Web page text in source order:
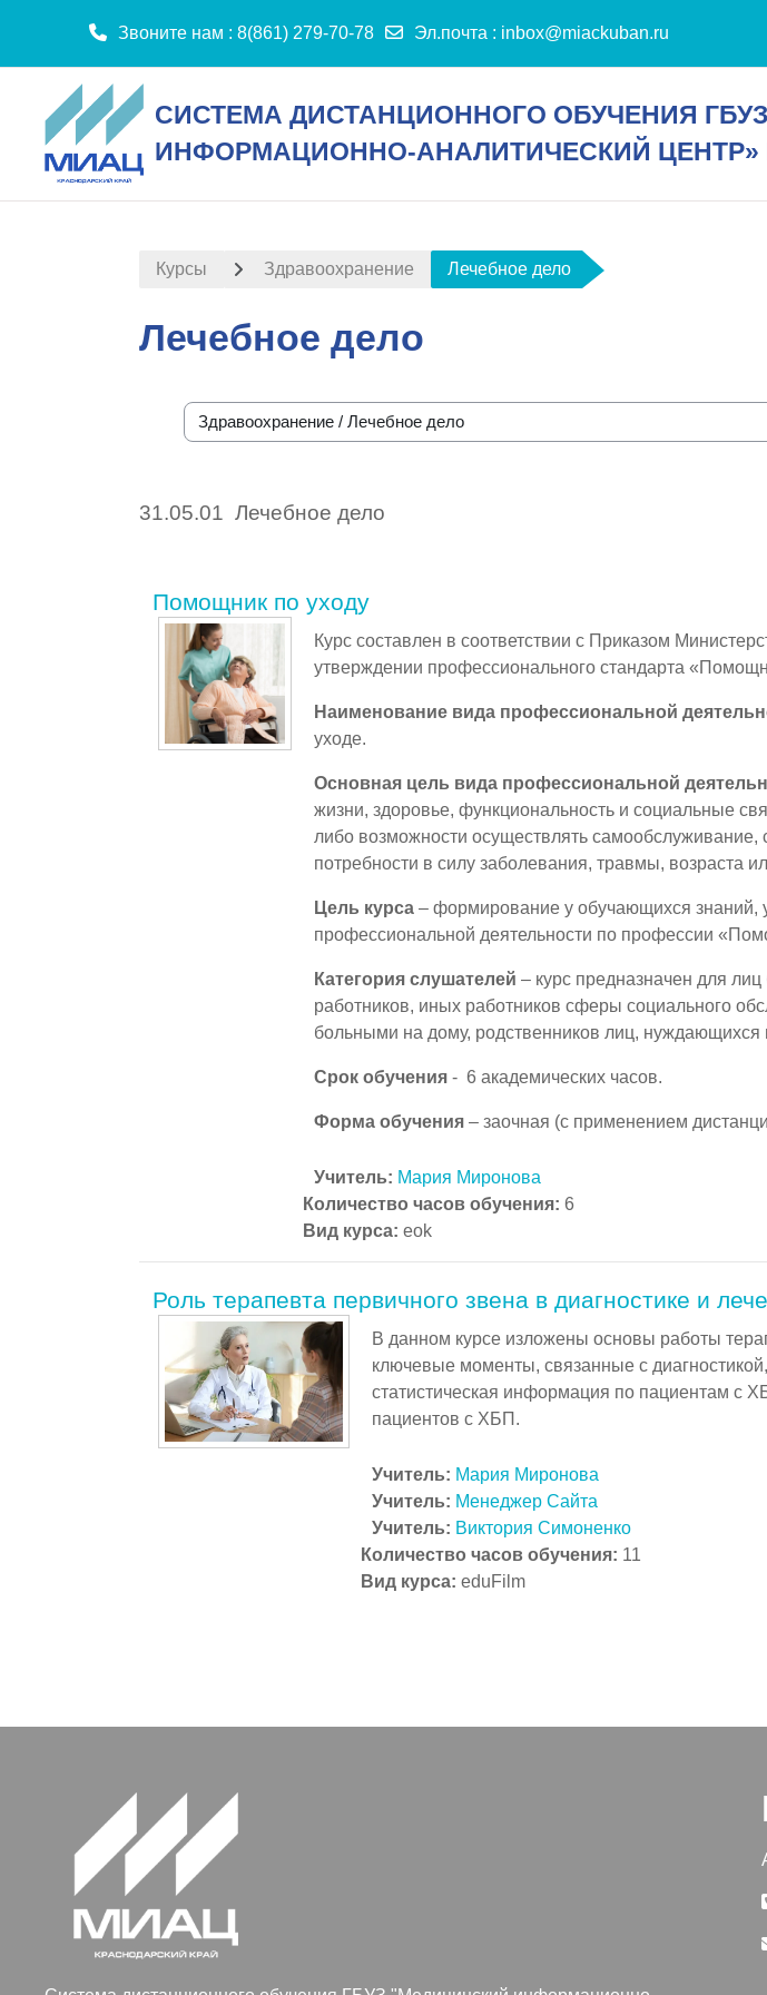
Звоните нам : 8(861) 279-70-78 Эл.почта : inbox@miackuban.ru
СИСТЕМА ДИСТАНЦИОННОГО ОБУЧЕНИЯ
ИНФОРМАЦИОННО-АНАЛИТИЧЕСКИЙ ЦЕНТР»
Курсы Здравоохранение Лечебное дело
Лечебное дело
Категории курсов
31.05.01 Лечебное дело
Помощник по уходу
Курс составлен в соответствии с Приказом
утверждении профессионального стандарта
Наименование вида профессиональной
уходе.
Основная цель вида профессиональной
жизни, здоровье, функциональность и социальные
либо возможности осуществлять
потребности в силу заболевания, травмы, возраста
Цель курса – формирование у обучающихся знаний,
профессиональной деятельности по профессии
Категория слушателей – курс предназначен для
работников, иных работников сферы социального
больными на дому, родственников лиц, нуждающихся
Срок обучения - 6 академических часов.
Форма обучения – заочная (с применением
Учитель: Мария Миронова
Количество часов обучения: 6
Вид курса: eok
Роль терапевта первичного звена в диагностике и
В данном курсе изложены основы работы
ключевые моменты, связанные с
статистическая информация по пациентам с
пациентов с ХБП.
Учитель: Мария Миронова
Учитель: Менеджер Сайта
Учитель: Виктория Симоненко
Количество часов обучения: 11
Вид курса: eduFilm